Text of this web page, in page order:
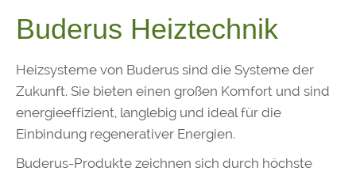
Buderus Heiztechnik
Heizsysteme von Buderus sind die Systeme der
Zukunft. Sie bieten einen großen Komfort und sind
energieeffizient, langlebig und ideal für die
Einbindung regenerativer Energien.
Buderus-Produkte zeichnen sich durch höchste